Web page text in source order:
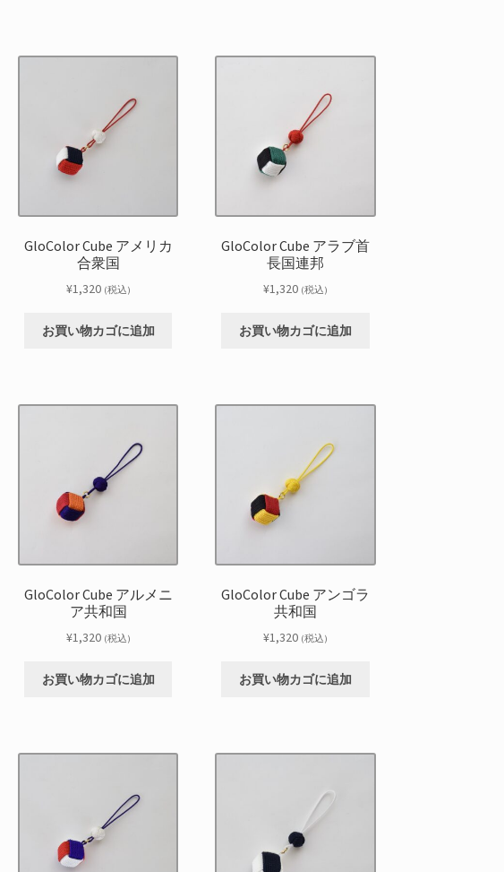
GloColor Cube アメリカ
合衆国
¥1,320 (税込)
お買い物カゴに追加
GloColor Cube アラブ首
長国連邦
¥1,320 (税込)
お買い物カゴに追加
GloColor Cube アルメニ
ア共和国
¥1,320 (税込)
お買い物カゴに追加
GloColor Cube アンゴラ
共和国
¥1,320 (税込)
お買い物カゴに追加